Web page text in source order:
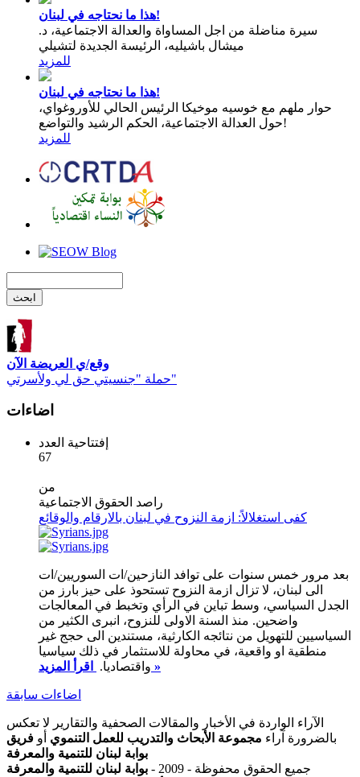
هذا ما نحتاجه في لبنان!
سيرة مناضلة من اجل المساواة والعدالة الاجتماعية، د.
ميشال باشيليه، الرئيسة الجديدة لتشيلي
للمزيد
هذا ما نحتاجه في لبنان!
حوار ملهم مع خوسيه موخيكا الرئيس الحالي للأوروغواي،
حول العدالة الاجتماعية، الحكم الرشيد والتواضع!
للمزيد
وقع/ي العريضة الآن
حملة "جنسيتي حق لي ولأسرتي"
اضاءات
إفتتاحية العدد
67
من
راصد الحقوق الاجتماعية
كفى استغلالاً: ازمة النزوح في لبنان بالارقام والوقائع
بعد مرور خمس سنوات على توافد النازحين/ات السوريين/ات
الى لبنان، لا تزال ازمة النزوح تستحوذ على حيز بارز من
الجدل السياسي، وسط تباين في الرأي وتخبط في المعالجات
واضحين. منذ السنة الاولى للنزوح، انبرى الكثير من
السياسيين للتهويل من نتائجه الكارثية، مستندين الى حجج غير
منطقية او واقعية، في محاولة للاستثمار في ذلك سياسيا
واقتصاديا. اقرأ المزيد »
اضاءات سابقة
الآراء الواردة في الأخبار والمقالات الصحفية والتقارير لا تعكس
بالضرورة آراء مجموعة الأبحاث والتدريب للعمل التنموي أو فريق
بوابة لبنان للتنمية والمعرفة
جميع الحقوق محفوظة - 2009 -
بوابة لبنان للتنمية والمعرفة